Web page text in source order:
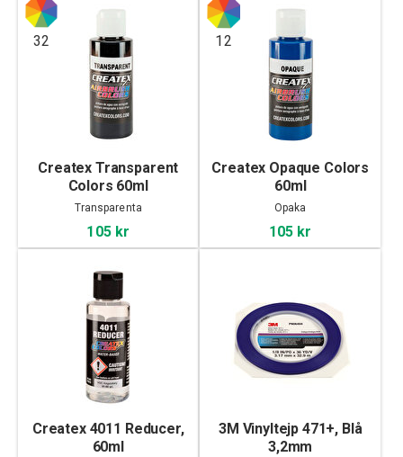
32
Createx Transparent
Colors 60ml
Transparenta
105 kr
12
Createx Opaque Colors
60ml
Opaka
105 kr
Createx 4011 Reducer,
60ml
3M Vinyltejp 471+, Blå
3,2mm